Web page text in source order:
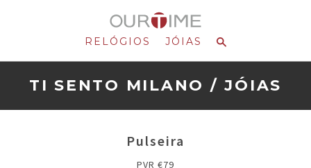
RELÓGIOS JÓIAS
TI SENTO MILANO /JÓIAS
Pulseira
PVR €79